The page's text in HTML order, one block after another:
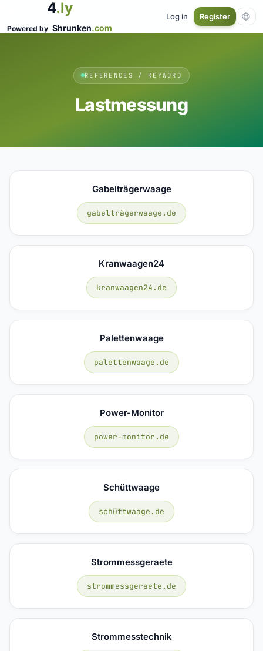
4.ly
Powered by Shrunken.com
Log in Register
REFERENCES / KEYWORD
Lastmessung
Gabelträgerwaage
gabelträgerwaage.de
Kranwaagen24
kranwaagen24.de
Palettenwaage
palettenwaage.de
Power-Monitor
power-monitor.de
Schüttwaage
schüttwaage.de
Strommessgeraete
strommessgeraete.de
Strommesstechnik